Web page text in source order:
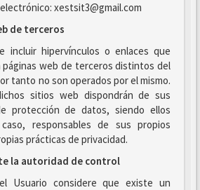
xestsit3@gmail.com
de terceros
incluir hipervínculos o enlaces que
páginas web de terceros distintos del
tanto no son operados por el mismo.
sitios web dispondrán de sus
protección de datos, siendo ellos
responsables de sus propios
prácticas de privacidad.
la autoridad de control
Usuario considere que existe un